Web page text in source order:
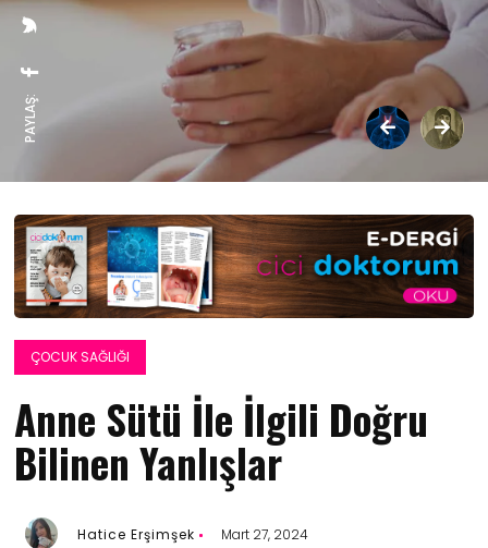
PAYLAŞ:
ÇOCUK SAĞLIĞI
Anne Sütü İle İlgili Doğru
Bilinen Yanlışlar
Hatice Erşimşek Mart 27, 2024